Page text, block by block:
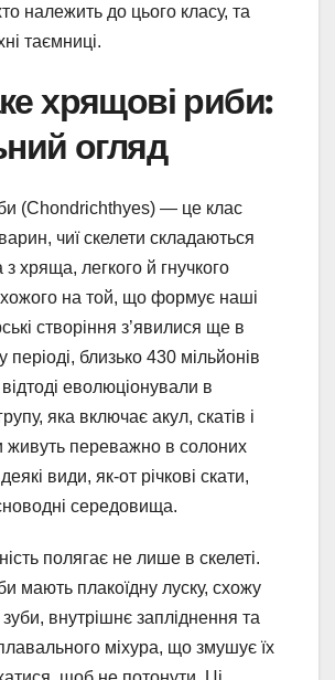
належить до цього класу, та
таємниці.
хрящові риби:
огляд
(Chondrichthyes) — це клас
чиї скелети складаються
з хряща, легкого й гнучкого
на той, що формує наші
створіння з’явилися ще в
періоді, близько 430 мільйонів
відтоді еволюціонували в
яка включає акул, скатів і
живуть переважно в солоних
види, як-от річкові скати,
середовища.
полягає не лише в скелеті.
мають плакоїдну луску, схожу
внутрішнє запліднення та
плавального міхура, що змушує їх